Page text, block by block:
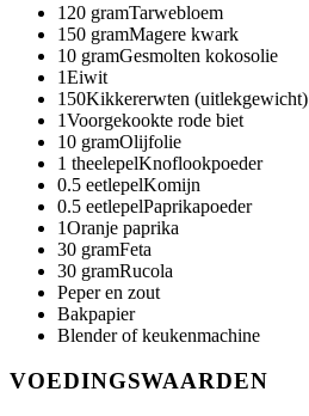
120 gramTarwebloem
150 gramMagere kwark
10 gramGesmolten kokosolie
1Eiwit
150Kikkererwten (uitlekgewicht)
1Voorgekookte rode biet
10 gramOlijfolie
1 theelepelKnoflookpoeder
0.5 eetlepelKomijn
0.5 eetlepelPaprikapoeder
1Oranje paprika
30 gramFeta
30 gramRucola
Peper en zout
Bakpapier
Blender of keukenmachine
VOEDINGSWAARDEN